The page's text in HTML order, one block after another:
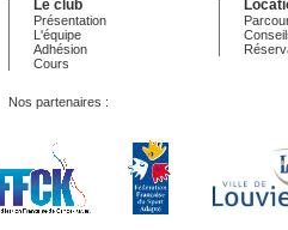
Le club
Présentation
L'équipe
Adhésion
Cours
Nos partenaires :